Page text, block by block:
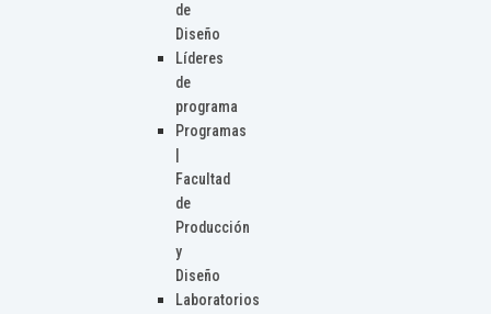
de
Diseño
Líderes
de
programa
Programas
Facultad
de
Producción
y
Diseño
Laboratorios